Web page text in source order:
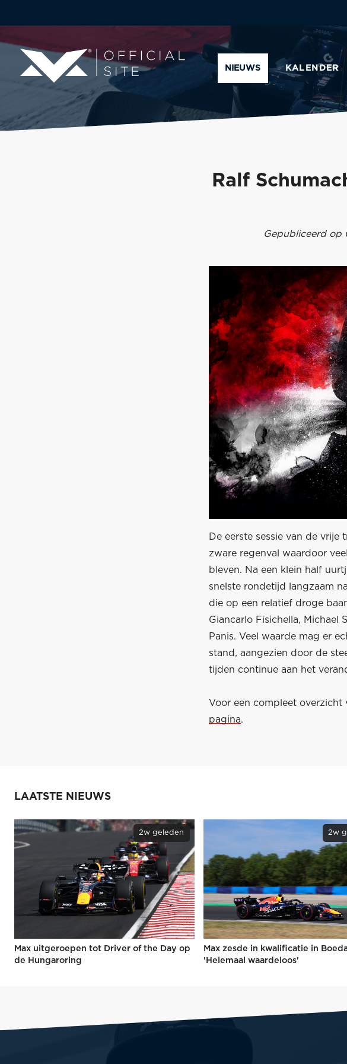
NIEUWS KALENDER
Ralf
Gepubliceerd op
De eerste sessie van de
zware regenval waardoor
bleven. Na een klein half
snelste rondetijd langzaam
die op een relatief droge
Giancarlo Fisichella, Michael
Panis. Veel waarde mag er
stand, aangezien door de
tijden continue aan het
Voor een compleet
pagina.
LAATSTE NIEUWS
2w geleden
Max uitgeroepen tot Driver of the Day op
de Hungaroring
2w
Max zesde in kwalificatie in
'Helemaal waardeloos'